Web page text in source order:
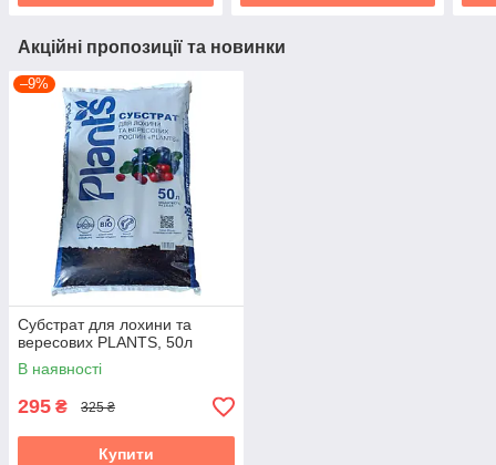
Акційні пропозиції та новинки
–9%
Субстрат для лохини та
вересових PLANTS, 50л
В наявності
295 ₴ 325 ₴
Купити